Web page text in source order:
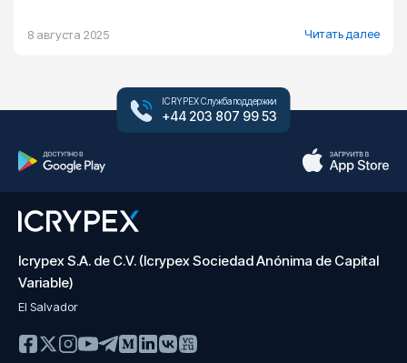
8 августа 2025 Читать далее
ICRYPEX Служба поддержки
+44 203 807 99 53
Icrypex S.A. de C.V. (Icrypex Sociedad Anónima de Capital
Variable)
El Salvador